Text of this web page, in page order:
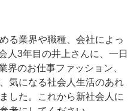
る業界や職種、会社によっ
人3年目の井上さんに、一日
界のお仕事ファッション、
気になる社会人生活のあれ
した。これから新社会人に